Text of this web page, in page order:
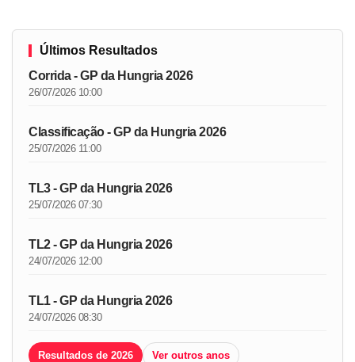
Últimos Resultados
Corrida - GP da Hungria 2026
26/07/2026 10:00
Classificação - GP da Hungria 2026
25/07/2026 11:00
TL3 - GP da Hungria 2026
25/07/2026 07:30
TL2 - GP da Hungria 2026
24/07/2026 12:00
TL1 - GP da Hungria 2026
24/07/2026 08:30
Resultados de 2026 Ver outros anos